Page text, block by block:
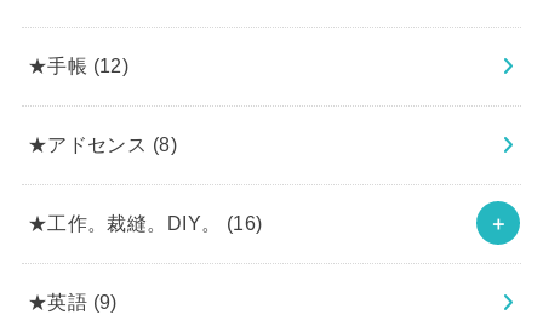
★手帳 (12)
★アドセンス (8)
★工作。裁縫。DIY。 (16)
★英語 (9)